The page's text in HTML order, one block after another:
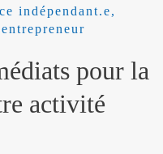
indépendant.e,
pour la
activité